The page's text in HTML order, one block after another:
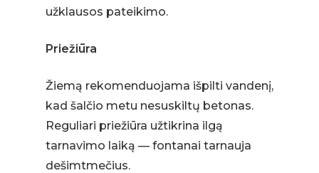
užklausos pateikimo.
Priežiūra
Žiemą rekomenduojama išpilti vandenį,
kad šalčio metu nesuskiltų betonas.
Reguliari priežiūra užtikrina ilgą
tarnavimo laiką — fontanai tarnauja
dešimtmečius.